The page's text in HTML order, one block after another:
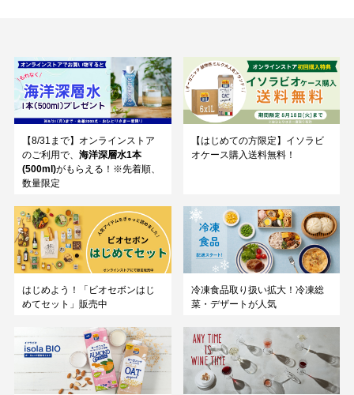
【8/31まで】オンラインストア
のご利用で、 海洋深層水1本
(500ml)がもらえる！※先着順、
数量限定
【はじめての方限定】イソラビ
オケース購入送料無料！
はじめよう！「ビオセボンはじ
めてセット」販売中
冷凍食品取り扱い拡大！冷凍総
菜・デザートが人気